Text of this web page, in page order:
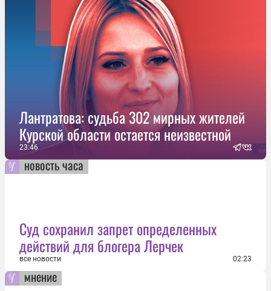
Лантратова: судьба 302 мирных жителей
Курской области остается неизвестной
23:46
новость часа
Суд сохранил запрет определенных
действий для блогера Лерчек
все новости 02:23
мнение